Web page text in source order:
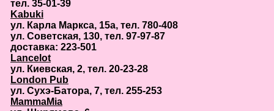
тел. 35-01-39
Kabuki
ул. Карла Маркса, 15а, тел. 780-408
ул. Советская, 130, тел. 97-97-87
доставка: 223-501
Lancelot
ул. Киевская, 2, тел. 20-23-28
London Pub
ул. Сухэ-Батора, 7, тел. 255-253
MammaMia